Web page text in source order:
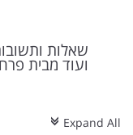
שאלות
ועוד מבית
c Expand All